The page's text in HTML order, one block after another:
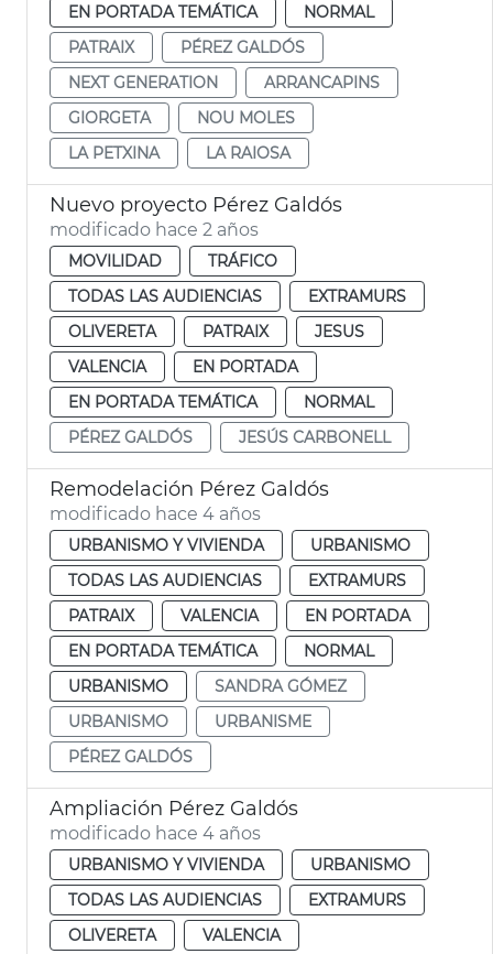
EN PORTADA TEMÁTICA
NORMAL
PATRAIX
PÉREZ GALDÓS
NEXT GENERATION
ARRANCAPINS
GIORGETA
NOU MOLES
LA PETXINA
LA RAIOSA
Nuevo proyecto Pérez Galdós
modificado hace 2 años
MOVILIDAD
TRÁFICO
TODAS LAS AUDIENCIAS
EXTRAMURS
OLIVERETA
PATRAIX
JESUS
VALENCIA
EN PORTADA
EN PORTADA TEMÁTICA
NORMAL
PÉREZ GALDÓS
JESÚS CARBONELL
Remodelación Pérez Galdós
modificado hace 4 años
URBANISMO Y VIVIENDA
URBANISMO
TODAS LAS AUDIENCIAS
EXTRAMURS
PATRAIX
VALENCIA
EN PORTADA
EN PORTADA TEMÁTICA
NORMAL
URBANISMO
SANDRA GÓMEZ
URBANISMO
URBANISME
PÉREZ GALDÓS
Ampliación Pérez Galdós
modificado hace 4 años
URBANISMO Y VIVIENDA
URBANISMO
TODAS LAS AUDIENCIAS
EXTRAMURS
OLIVERETA
VALENCIA